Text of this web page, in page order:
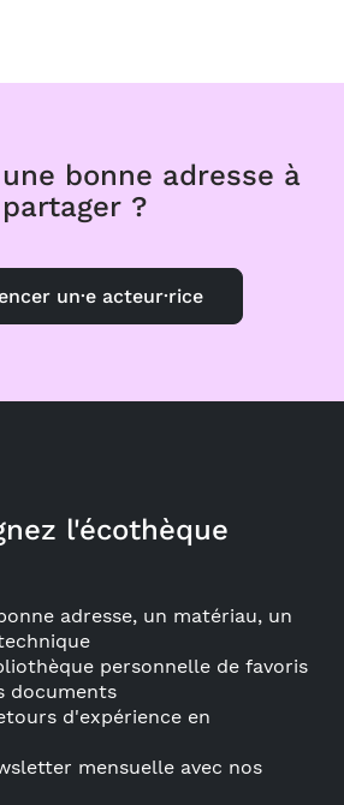
bonne adresse à
partager ?
un·e acteur·rice
l'écothèque
adresse, un matériau, un
personnelle de favoris
documents
d'expérience en
mensuelle avec nos